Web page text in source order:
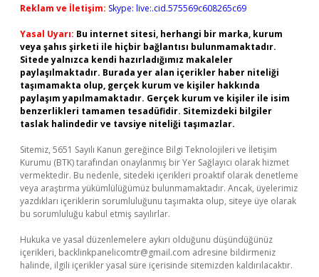
Reklam ve İletişim: Skype: live:.cid.575569c608265c69
Yasal Uyarı: Bu internet sitesi, herhangi bir marka, kurum
veya şahıs şirketi ile hiçbir bağlantısı bulunmamaktadır.
Sitede yalnızca kendi hazırladığımız makaleler
paylaşılmaktadır. Burada yer alan içerikler haber niteliği
taşımamakta olup, gerçek kurum ve kişiler hakkında
paylaşım yapılmamaktadır. Gerçek kurum ve kişiler ile isim
benzerlikleri tamamen tesadüfidir. Sitemizdeki bilgiler
taslak halindedir ve tavsiye niteliği taşımazlar.
Sitemiz, 5651 Sayılı Kanun gereğince Bilgi Teknolojileri ve İletişim
Kurumu (BTK) tarafından onaylanmış bir Yer Sağlayıcı olarak hizmet
vermektedir. Bu nedenle, sitedeki içerikleri proaktif olarak denetleme
veya araştırma yükümlülüğümüz bulunmamaktadır. Ancak, üyelerimiz
yazdıkları içeriklerin sorumluluğunu taşımakta olup, siteye üye olarak
bu sorumluluğu kabul etmiş sayılırlar.
Hukuka ve yasal düzenlemelere aykırı olduğunu düşündüğünüz
içerikleri, backlinkpanelicomtr@gmail.com adresine bildirmeniz
halinde, ilgili içerikler yasal süre içerisinde sitemizden kaldırılacaktır.